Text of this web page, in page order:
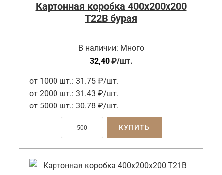
Картонная коробка 400x200x200
Т22B бурая
В наличии: Много
32,40 ₽/шт.
от 1000 шт.: 31.75 ₽/шт.
от 2000 шт.: 31.43 ₽/шт.
от 5000 шт.: 30.78 ₽/шт.
КУПИТЬ